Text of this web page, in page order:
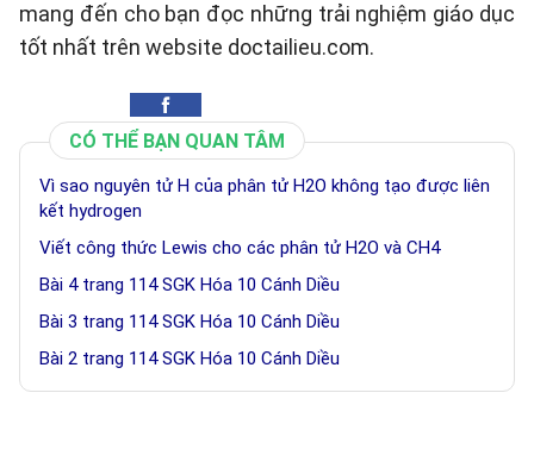
mang đến cho bạn đọc những trải nghiệm giáo dục
tốt nhất trên website doctailieu.com.
CÓ THỂ BẠN QUAN TÂM
Vì sao nguyên tử H của phân tử H2O không tạo được liên
kết hydrogen
Viết công thức Lewis cho các phân tử H2O và CH4
Bài 4 trang 114 SGK Hóa 10 Cánh Diều
Bài 3 trang 114 SGK Hóa 10 Cánh Diều
Bài 2 trang 114 SGK Hóa 10 Cánh Diều